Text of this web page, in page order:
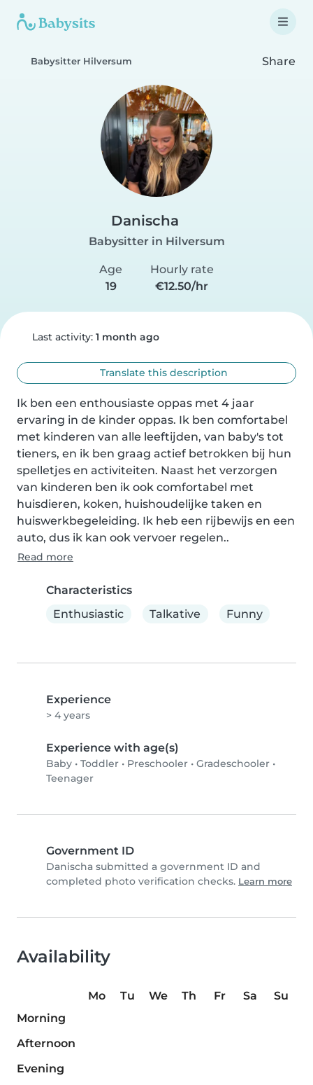
Babysitter Hilversum Share
Danischa
Babysitter in Hilversum
Age
19
Hourly rate
€12.50/hr
Last activity: 1 month ago
Translate this description
Ik ben een enthousiaste oppas met 4 jaar
ervaring in de kinder oppas. Ik ben comfortabel
met kinderen van alle leeftijden, van baby's tot
tieners, en ik ben graag actief betrokken bij hun
spelletjes en activiteiten. Naast het verzorgen
van kinderen ben ik ook comfortabel met
huisdieren, koken, huishoudelijke taken en
huiswerkbegeleiding. Ik heb een rijbewijs en een
auto, dus ik kan ook vervoer regelen..
Read more
Characteristics
Enthusiastic
Talkative Funny
Experience
> 4 years
Experience with age(s)
Baby • Toddler • Preschooler • Gradeschooler •
Teenager
Government ID
Danischa submitted a government ID and
completed photo verification checks. Learn more
Availability
Mo Tu We Th Fr Sa
Su
Morning
Afternoon
Evening